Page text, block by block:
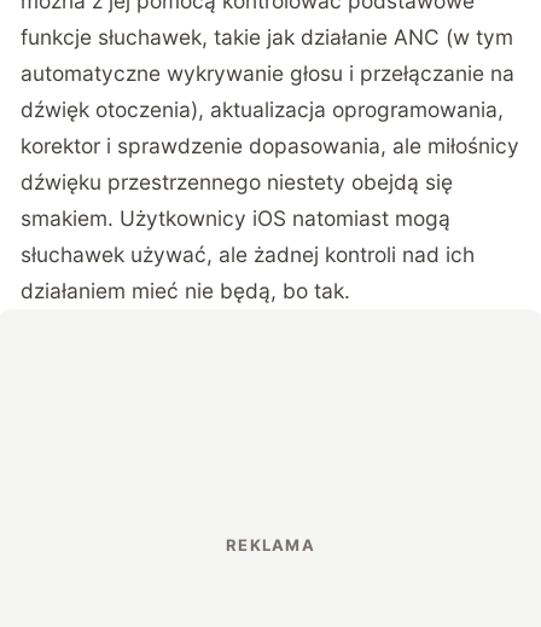
funkcje słuchawek, takie jak działanie ANC (w tym
automatyczne wykrywanie głosu i przełączanie na
dźwięk otoczenia), aktualizacja oprogramowania,
korektor i sprawdzenie dopasowania, ale miłośnicy
dźwięku przestrzennego niestety obejdą się
smakiem. Użytkownicy iOS natomiast mogą
słuchawek używać, ale żadnej kontroli nad ich
działaniem mieć nie będą, bo tak.